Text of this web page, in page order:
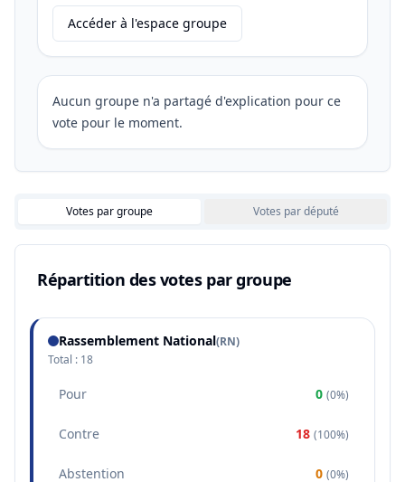
Accéder à l'espace groupe
Aucun groupe n'a partagé d'explication pour ce
vote pour le moment.
Votes par groupe Votes par député
Répartition des votes par groupe
Rassemblement National(RN)
Total : 18
Pour 0 (0%)
Contre 18 (100%)
Abstention 0 (0%)